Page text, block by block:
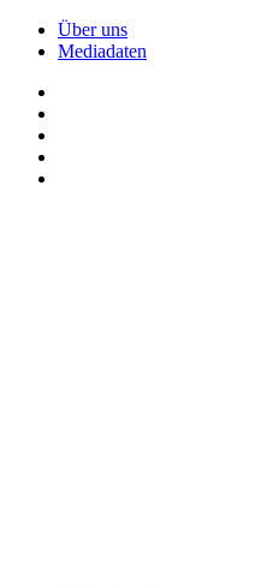
Über uns
Mediadaten